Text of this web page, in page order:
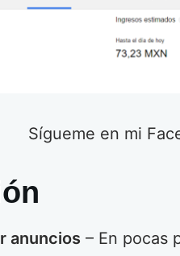
Sígueme en mi
anuncios – En pocas